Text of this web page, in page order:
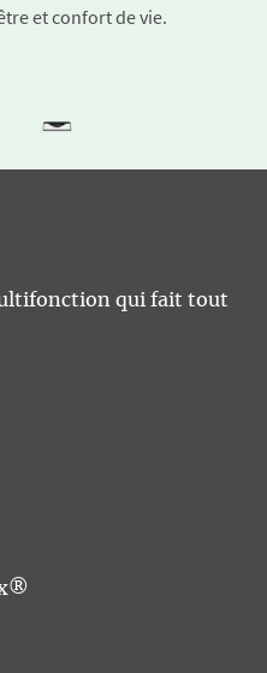
et confort de vie.
qui fait tout